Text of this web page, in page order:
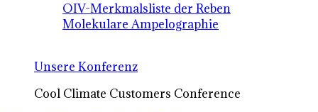
OIV-Merkmalsliste der Reben
Molekulare Ampelographie
Unsere Konferenz
Cool Climate Customers Conference